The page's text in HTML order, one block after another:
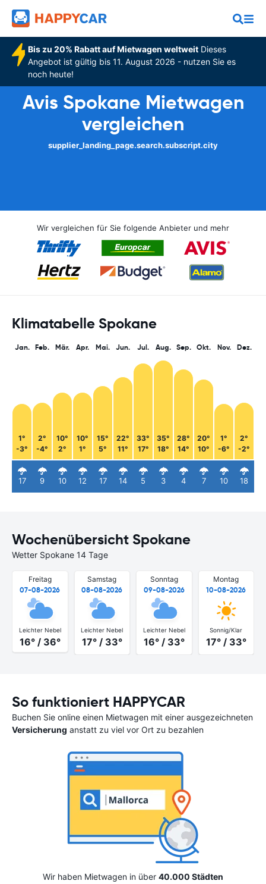
Bis zu 20% Rabatt auf Mietwagen weltweitDieses
Angebot ist gültig bis 11. August 2026 - nutzen Sie es
noch heute!
Avis Spokane Mietwagen
vergleichen
supplier_landing_page.search.subscript.city
Wir vergleichen für Sie folgende Anbieter und mehr
Klimatabelle Spokane
Jan.
1°
-3°
17
Feb.
2°
-4°
9
Mär.
10°
2°
10
Apr.
10°
1°
12
Mai.
15°
5°
17
Jun.
22°
11°
14
Jul.
33°
17°
5
Aug.
35°
18°
3
Sep.
28°
14°
4
Okt.
20°
10°
7
Nov.
1°
-6°
10
Dez.
2°
-2°
18
Wochenübersicht Spokane
Wetter Spokane 14 Tage
Freitag
07-08-2026
Leichter Nebel
16° / 36°
Samstag
08-08-2026
Leichter Nebel
17° / 33°
Sonntag
09-08-2026
Leichter Nebel
16° / 33°
Montag
10-08-2026
Sonnig/Klar
17° / 33°
So funktioniert HAPPYCAR
Buchen Sie online einen Mietwagen mit einer ausgezeichneten
Versicherung anstatt zu viel vor Ort zu bezahlen
Wir haben Mietwagen in über 40.000 Städten